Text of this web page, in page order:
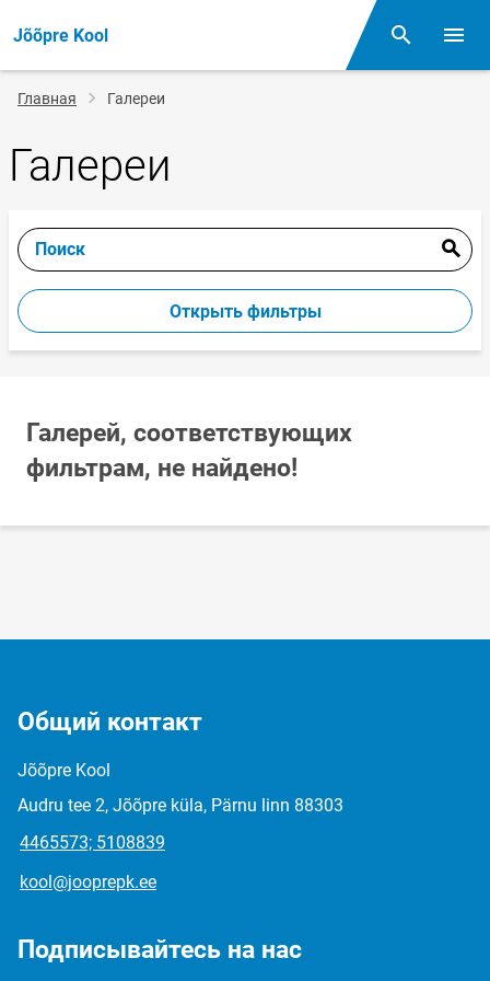
Jõõpre Kool Поиск
Строка
навигации
Главная Галереи
Галереи
Поиск
Открыть фильтры
Галерей, соответствующих
фильтрам, не найдено!
Общий контакт
Jõõpre Kool
Audru tee 2, Jõõpre küla, Pärnu linn 88303
4465573; 5108839
kool@jooprepk.ee
Подписывайтесь на нас